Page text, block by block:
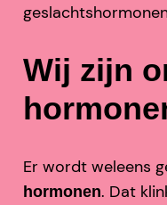
Wij zijn
Er wordt weleens
hormonen. Dat